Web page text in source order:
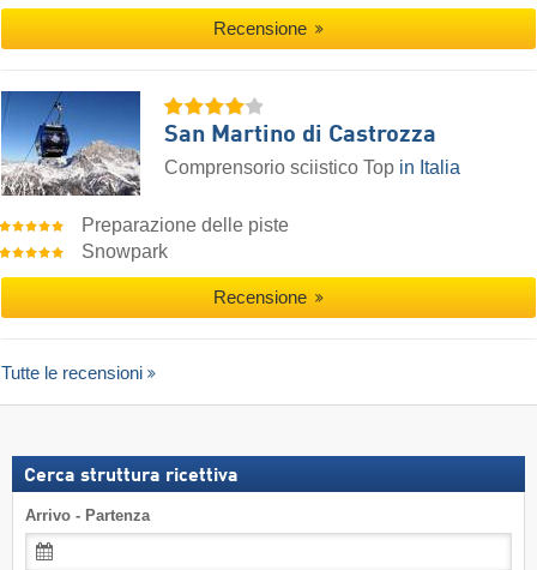
Recensione
San Martino di Castrozza
Comprensorio sciistico Top in Italia
Preparazione delle piste
Snowpark
Recensione
Tutte le recensioni
Cerca struttura ricettiva
Arrivo - Partenza